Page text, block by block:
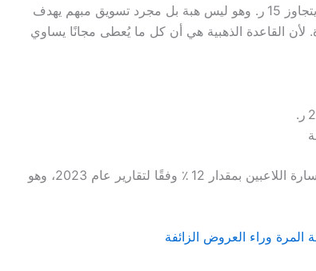
لكن 888casino يقدم “gift” مجاني لا يتجاوز 15 ر. وهو ليس هبة بل مجرد تسويق مبهم يهدف
لأن القاعدة الذهبية هي أن كل ما يُعطى مجانًا يساوي
تطبيق هذه القواعد يقلل من متوسط خسارة اللاعبين بمقدار 12 ٪ وفقًا لتقارير عام 2023، وهو
المرة وراء العروض الزائفة